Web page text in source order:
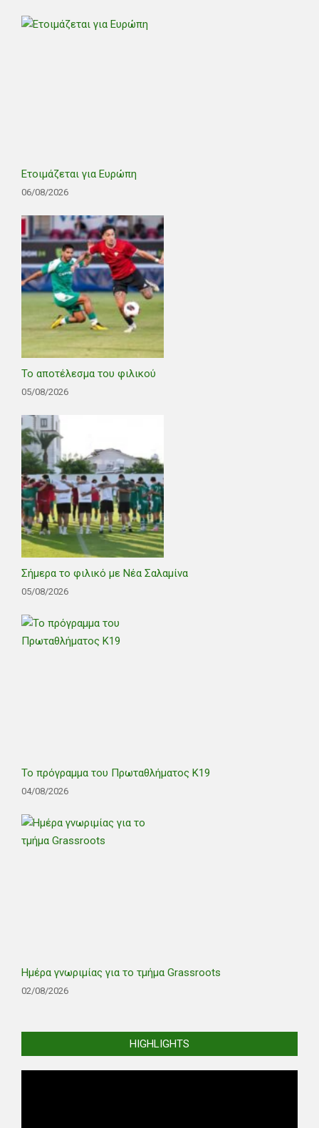
Ετοιμάζεται για Ευρώπη
06/08/2026
Το αποτέλεσμα του φιλικού
05/08/2026
Σήμερα το φιλικό με Νέα Σαλαμίνα
05/08/2026
Το πρόγραμμα του Πρωταθλήματος Κ19
04/08/2026
Ημέρα γνωριμίας για το τμήμα Grassroots
02/08/2026
HIGHLIGHTS